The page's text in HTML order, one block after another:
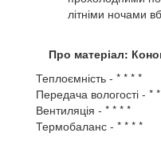
літніми ночами
Про матеріал:
Теплоємність - * * * *
Передача вологості - *
Вентиляція - * * * *
Термобаланс - * * * *